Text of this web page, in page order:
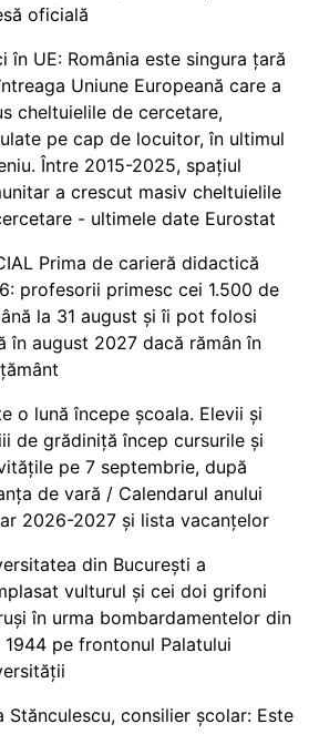
oficială
în UE: România este singura țară
Uniune Europeană care a
cheltuielile de cercetare,
pe cap de locuitor, în ultimul
Între 2015-2025, spațiul
a crescut masiv cheltuielile
- ultimele date Eurostat
Prima de carieră didactică
profesorii primesc cei 1.500 de
la 31 august și îi pot folosi
în august 2027 dacă rămân în
o lună începe școala. Elevii și
de grădiniță încep cursurile și
pe 7 septembrie, după
de vară / Calendarul anului
2026-2027 și lista vacanțelor
din București a
vulturul și cei doi grifoni
în urma bombardamentelor din
1944 pe frontonul Palatului
Stănculescu, consilier școlar: Este